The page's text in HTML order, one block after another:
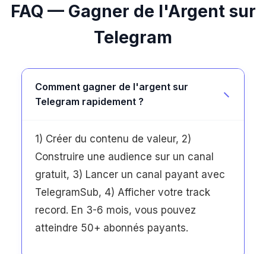
FAQ — Gagner de l'Argent sur
Telegram
Comment gagner de l'argent sur
Telegram rapidement ?
1) Créer du contenu de valeur, 2)
Construire une audience sur un canal
gratuit, 3) Lancer un canal payant avec
TelegramSub, 4) Afficher votre track
record. En 3-6 mois, vous pouvez
atteindre 50+ abonnés payants.